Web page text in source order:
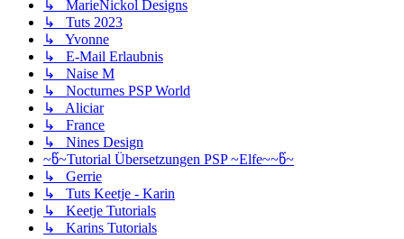
↳ MarieNickol Designs
↳ Tuts 2023
↳ Yvonne
↳ E-Mail Erlaubnis
↳ Naise M
↳ Nocturnes PSP World
↳ Aliciar
↳ France
↳ Nines Design
~წ~Tutorial Übersetzungen PSP ~Elfe~~წ~
↳ Gerrie
↳ Tuts Keetje - Karin
↳ Keetje Tutorials
↳ Karins Tutorials